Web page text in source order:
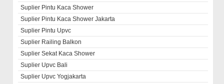
Suplier Pintu Kaca Shower
Suplier Pintu Kaca Shower Jakarta
Suplier Pintu Upvc
Suplier Railing Balkon
Suplier Sekat Kaca Shower
Suplier Upvc Bali
Suplier Upvc Yogjakarta